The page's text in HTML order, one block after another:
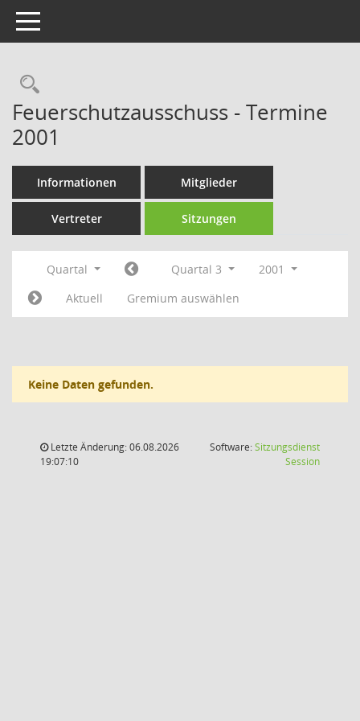
Toggle navigation
Rechercheauswahl
Feuerschutzausschuss - Termine
2001
Informationen Mitglieder
Vertreter Sitzungen
Quartal Quartal 3
2001
Aktuell
Gremium auswählen
Keine Daten gefunden.
Letzte Änderung: 06.08.2026
19:07:10
Software:Sitzungsdienst
Session(Wird in